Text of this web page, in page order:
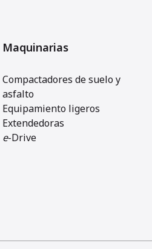
Maquinarias
Compactadores de suelo y
asfalto
Equipamiento ligeros
Extendedoras
e-Drive